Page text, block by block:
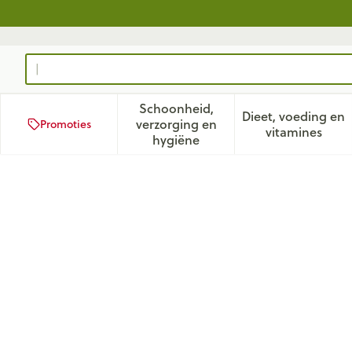
Product, merk, categorie...
Promoties
Schoonheid,
verzorging en
hygiëneToon submenu voor
Dieet, voeding en
vitamines
Toon